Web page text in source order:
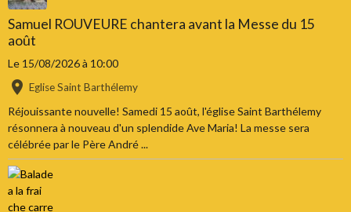
Samuel ROUVEURE chantera avant la Messe du 15
août
Le 15/08/2026à 10:00
Eglise Saint Barthélemy
Réjouissante nouvelle! Samedi 15 août, l'église Saint Barthélemy
résonnera à nouveau d'un splendide Ave Maria! La messe sera
célébrée par le Père André ...